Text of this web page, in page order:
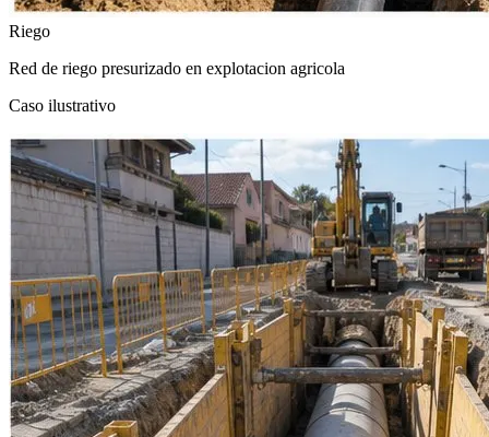
Riego
Red de riego presurizado en explotacion agricola
Caso ilustrativo